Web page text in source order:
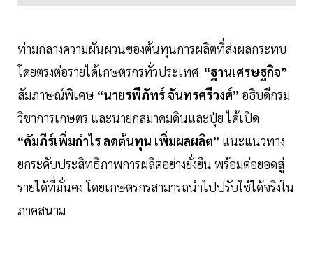
ท่ามกลางความผันผวนของต้นทุนการผลิตที่ส่งผลกระทบ
โดยตรงต่อรายได้เกษตรกรทั่วประเทศ “ฐานเศรษฐกิจ”
สัมภาษณ์พิเศษ “นายรพีภัทร์ จันทรศรีวงศ์” อธิบดีกรม
วิชาการเกษตร และนายกสมาคมดินและปุ๋ย ได้เปิด
“คัมภีร์เพิ่มกำไร ลดต้นทุน เพิ่มผลผลิต” แนะแนวทาง
ยกระดับประสิทธิภาพการผลิตอย่างยั่งยืน พร้อมต่อยอดสู่
รายได้ที่มั่นคง โดยเกษตรกรสามารถนำไปปรับใช้ได้จริงใน
ภาคสนาม